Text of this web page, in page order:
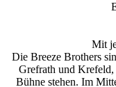
Mit
Die Breeze Brothers
Grefrath und Krefeld,
Bühne stehen. Im